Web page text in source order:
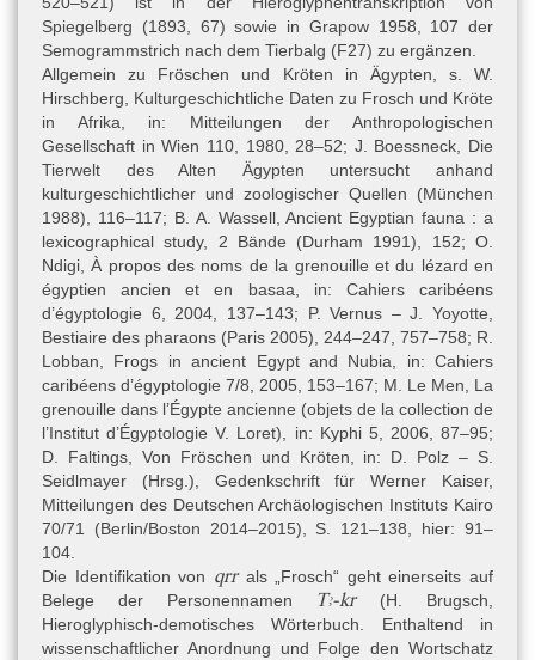
Spiegelberg (1893, 67) sowie in Grapow 1958, 107 der
Semogrammstrich nach dem Tierbalg (F27) zu ergänzen.
Allgemein zu Fröschen und Kröten in Ägypten, s. W.
Hirschberg, Kulturgeschichtliche Daten zu Frosch und Kröte
in Afrika, in: Mitteilungen der Anthropologischen
Gesellschaft in Wien 110, 1980, 28–52; J. Boessneck, Die
Tierwelt des Alten Ägypten untersucht anhand
kulturgeschichtlicher und zoologischer Quellen (München
1988), 116–117; B. A. Wassell, Ancient Egyptian fauna : a
lexicographical study, 2 Bände (Durham 1991), 152; O.
Ndigi, À propos des noms de la grenouille et du lézard en
égyptien ancien et en basaa, in: Cahiers caribéens
d’égyptologie 6, 2004, 137–143; P. Vernus – J. Yoyotte,
Bestiaire des pharaons (Paris 2005), 244–247, 757–758; R.
Lobban, Frogs in ancient Egypt and Nubia, in: Cahiers
caribéens d’égyptologie 7/8, 2005, 153–167; M. Le Men, La
grenouille dans l’Égypte ancienne (objets de la collection de
l’Institut d’Égyptologie V. Loret), in: Kyphi 5, 2006, 87–95;
D. Faltings, Von Fröschen und Kröten, in: D. Polz – S.
Seidlmayer (Hrsg.), Gedenkschrift für Werner Kaiser,
Mitteilungen des Deutschen Archäologischen Instituts Kairo
70/71 (Berlin/Boston 2014–2015), S. 121–138, hier: 91–
104.
Die Identifikation von qrrals „Frosch“ geht einerseits auf
Belege der Personennamen Tꜣ-kr(H. Brugsch,
Hieroglyphisch-demotisches Wörterbuch. Enthaltend in
wissenschaftlicher Anordnung und Folge den Wortschatz